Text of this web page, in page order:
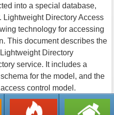
into a special database,
Lightweight Directory Access
technology for accessing
This document describes the
Directory
service. It includes a
for the model, and the
control model.